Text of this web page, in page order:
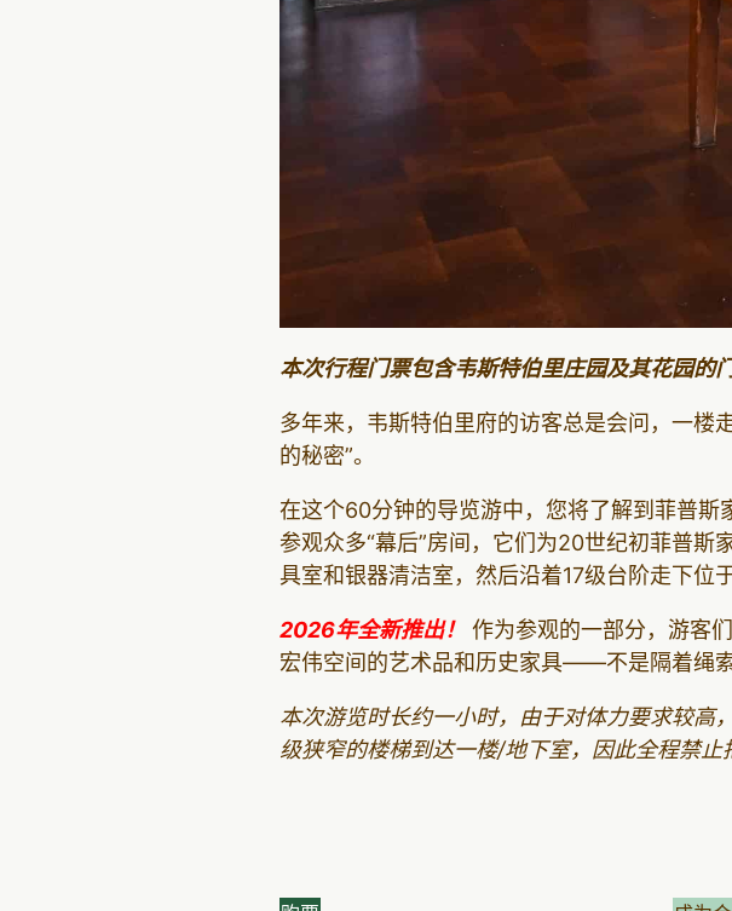
本次行程门票包含韦斯特伯里庄园及其花园的
多年来，韦斯特伯里府的访客总是会问，一楼
的秘密”。
在这个60分钟的导览游中，您将了解到菲普
参观众多“幕后”房间，它们为20世纪初菲普
具室和银器清洁室，然后沿着17级台阶走下位
2026年全新推出！
作为参观的一部分，游客
宏伟空间的艺术品和历史家具——不是隔着绳
本次游览时长约一小时，由于对体力要求较高
级狭窄的楼梯到达一楼/地下室，因此全程禁止